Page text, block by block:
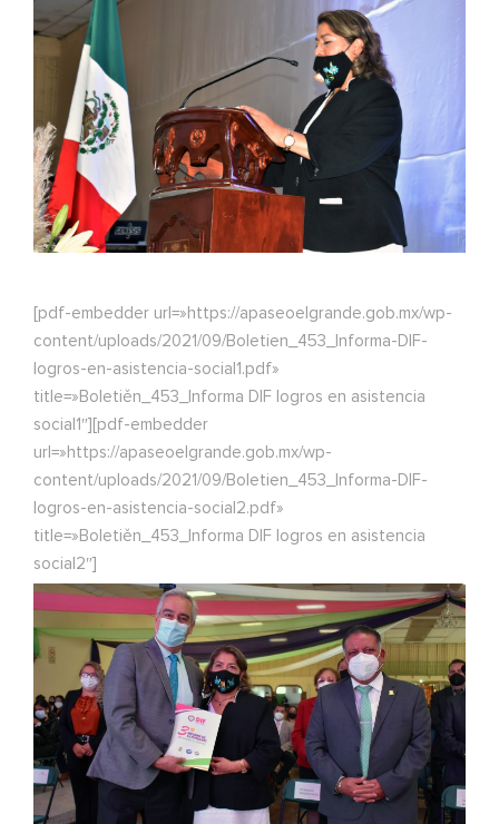
[pdf-embedder url=»https://apaseoelgrande.gob.mx/wp-
content/uploads/2021/09/Boletien_453_Informa-DIF-
logros-en-asistencia-social1.pdf»
title=»Boletiěn_453_Informa DIF logros en asistencia
social1″][pdf-embedder
url=»https://apaseoelgrande.gob.mx/wp-
content/uploads/2021/09/Boletien_453_Informa-DIF-
logros-en-asistencia-social2.pdf»
title=»Boletiěn_453_Informa DIF logros en asistencia
social2″]